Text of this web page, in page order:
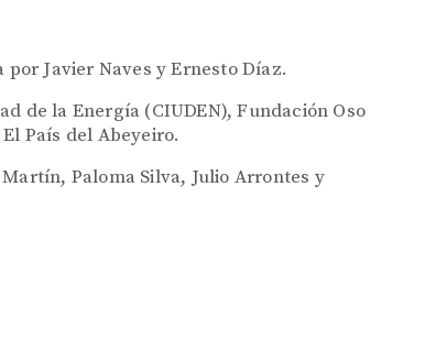
Javier Naves y Ernesto Díaz.
de la Energía (CIUDEN), Fundación Oso
País del Abeyeiro.
Paloma Silva, Julio Arrontes y